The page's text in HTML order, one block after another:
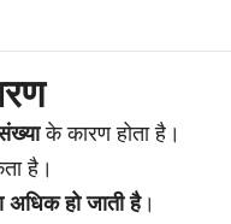
के कारण होता है।
है।
अधिक हो जाती है।